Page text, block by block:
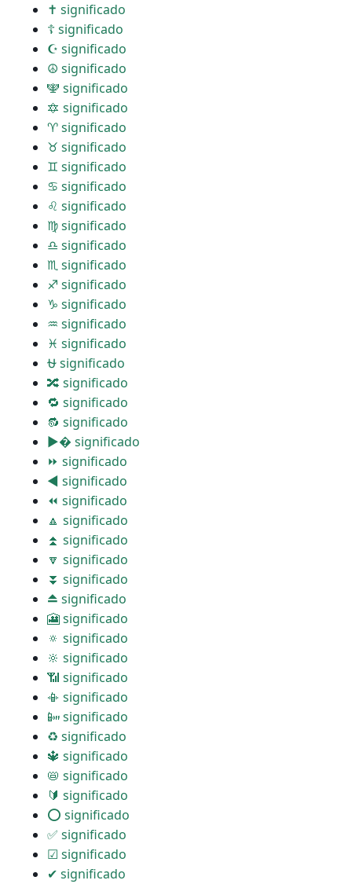
✝ significado
☦ significado
☪ significado
☮ significado
🕎 significado
🔯 significado
♈ significado
♉ significado
♊ significado
♋ significado
♌ significado
♍ significado
♎ significado
♏ significado
♐ significado
♑ significado
♒ significado
♓ significado
⛎ significado
🔀 significado
🔁 significado
🔂 significado
▶� significado
⏩ significado
◀ significado
⏪ significado
🔼 significado
⏫ significado
🔽 significado
⏬ significado
⏏ significado
🎦 significado
🔅 significado
🔆 significado
📶 significado
📳 significado
📴 significado
♻ significado
🔱 significado
📛 significado
🔰 significado
⭕ significado
✅ significado
☑ significado
✔ significado